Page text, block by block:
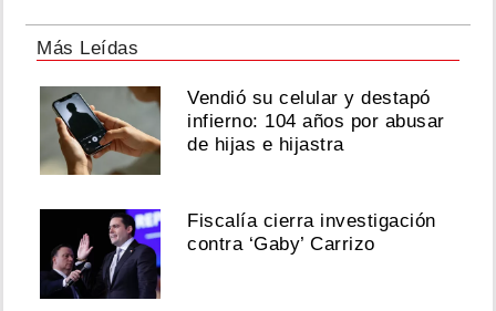
Más Leídas
Vendió su celular y destapó
infierno: 104 años por abusar
de hijas e hijastra
Fiscalía cierra investigación
contra ‘Gaby’ Carrizo